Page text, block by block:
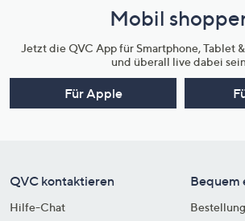
Mobil
Jetzt die QVC App für Smartphone, Tablet
und überall live dabei
Für Apple
QVC kontaktieren
Hilfe-Chat
Bequem
Bestellung